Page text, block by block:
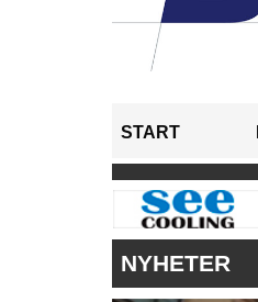
START
NYHETER